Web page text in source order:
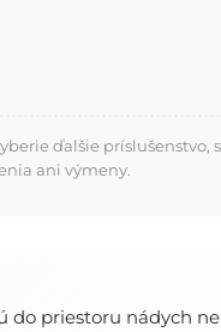
ďalšie príslušenstvo,
ani výmeny.
priestoru nádych